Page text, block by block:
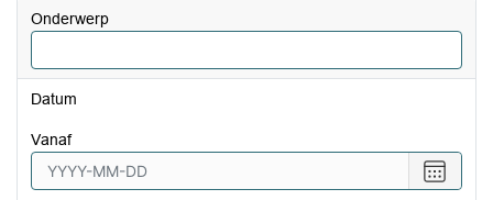
Onderwerp
Datum
vanaf
Choose
date